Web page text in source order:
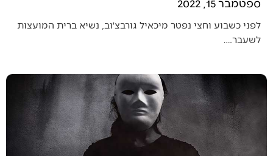
ספטמבר 15, 2022
לפני כשבוע וחצי נפטר מיכאיל גורבצ׳וב, נשיא ברית המועצות
לשעבר.…